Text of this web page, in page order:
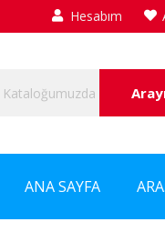
Hesabım
ANA SAYFA